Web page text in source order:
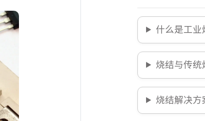
什么是工业
烧结与传统
烧结解决方